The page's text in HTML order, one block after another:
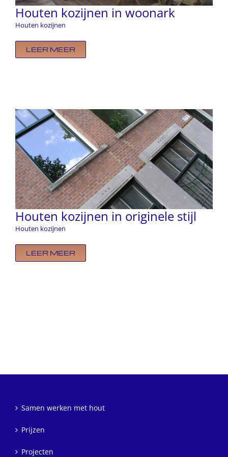
Houten kozijnen in woonark
Houten kozijnen
LEER MEER
Houten kozijnen in originele stijl
Houten kozijnen
LEER MEER
Samen werken met hout
Prijzen
Projecten